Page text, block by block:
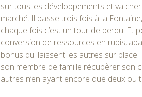
sur tous les développements et va
marché. Il passe trois fois à la
chaque fois c’est un tour de perdu. Et
conversion de ressources en rubis,
bonus qui laissent les autres sur
son membre de famille récupèrer son
autres n’en ayant encore que deux ou